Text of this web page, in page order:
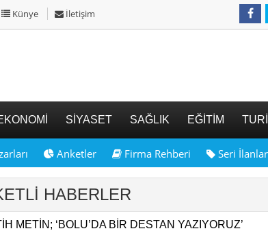
Künye İletişim
SİYASET SAĞLIK EĞİTİM
Anketler Firma Rehberi Seri İlanlar
HABERLER
METİN; ‘BOLU’DA BİR DESTAN YAZIYORUZ’